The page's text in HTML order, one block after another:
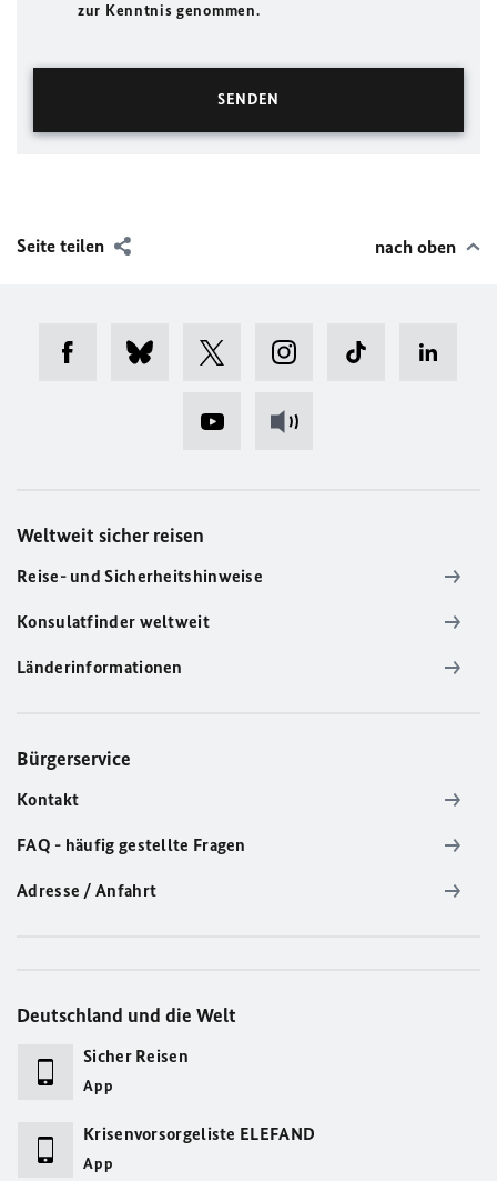
zur Kenntnis genommen.
Seite teilen nach oben
Weltweit sicher reisen
Reise- und Sicherheitshinweise
Konsulatfinder weltweit
Länderinformationen
Bürgerservice
Kontakt
FAQ - häufig gestellte Fragen
Adresse / Anfahrt
Deutschland und die Welt
Sicher Reisen
App
Krisenvorsorgeliste ELEFAND
App